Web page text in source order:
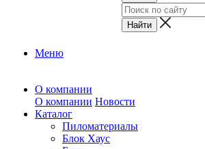
Меню
О компании
О компании Новости
Каталог
Пиломатериалы
Блок Хаус